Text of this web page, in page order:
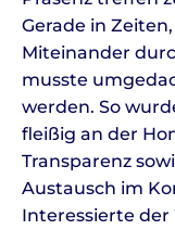
Gerade in
Miteinander
musste
werden. So
fleißig an der
Transparenz
Austausch im
Interessierte